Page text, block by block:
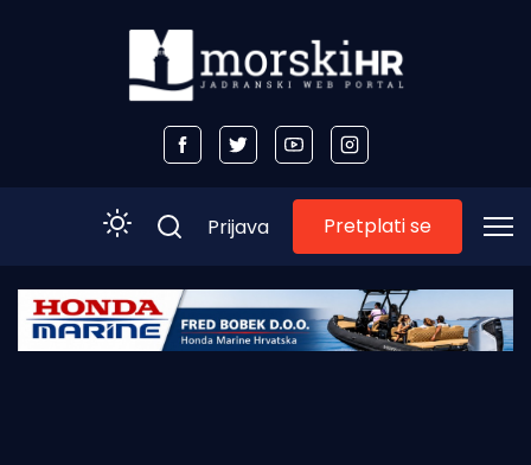
Početna
Prijava Pretplati se